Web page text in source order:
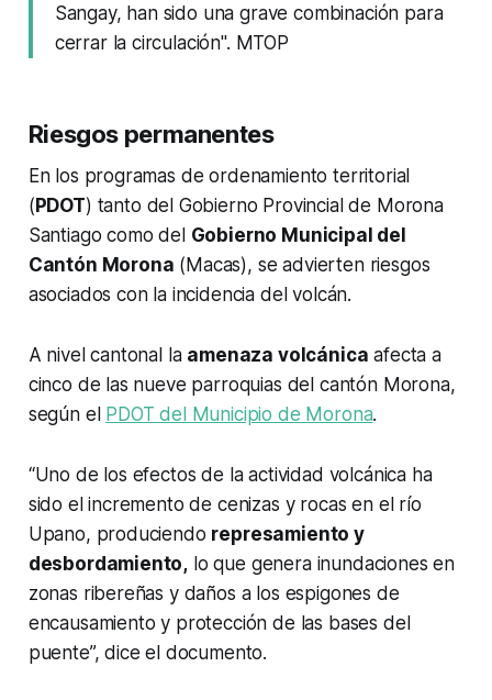
Sangay, han sido una grave combinación para
cerrar la circulación". MTOP
Riesgos permanentes
En los programas de ordenamiento territorial
(PDOT) tanto del Gobierno Provincial de Morona
Santiago como del Gobierno Municipal del
Cantón Morona (Macas), se advierten riesgos
asociados con la incidencia del volcán.
A nivel cantonal la amenaza volcánica afecta a
cinco de las nueve parroquias del cantón Morona,
según el PDOT del Municipio de Morona.
“Uno de los efectos de la actividad volcánica ha
sido el incremento de cenizas y rocas en el río
Upano, produciendo represamiento y
desbordamiento, lo que genera inundaciones en
zonas ribereñas y daños a los espigones de
encausamiento y protección de las bases del
puente”, dice el documento.